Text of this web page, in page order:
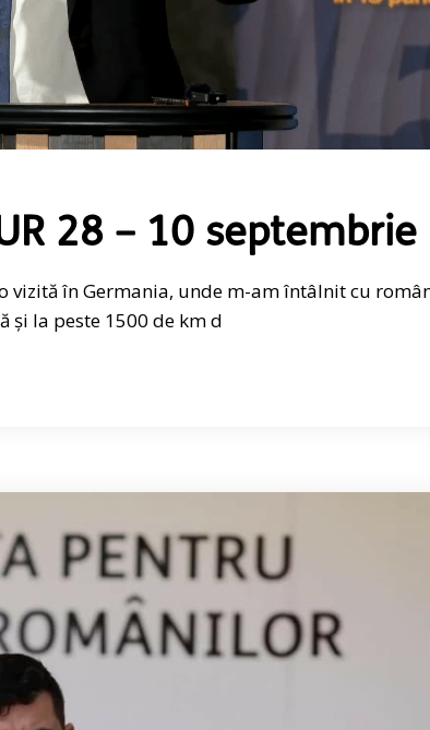
28 – 10 septembrie
vizită în Germania, unde m-am întâlnit cu
și la peste 1500 de km d